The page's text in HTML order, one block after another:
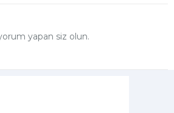
yapan siz olun.